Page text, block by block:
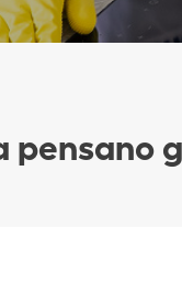
pensano